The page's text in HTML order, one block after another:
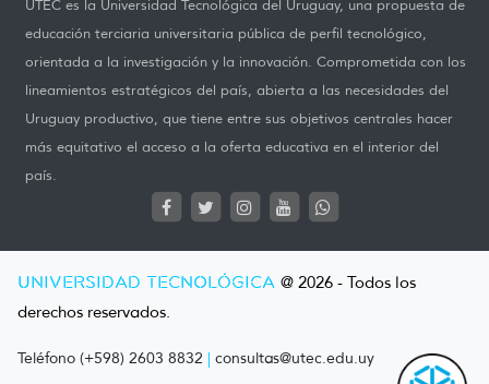
UTEC es la Universidad Tecnológica del Uruguay, una propuesta de
educación terciaria universitaria pública de perfil tecnológico,
orientada a la investigación y la innovación. Comprometida con los
lineamientos estratégicos del país, abierta a las necesidades del
Uruguay productivo, que tiene entre sus objetivos centrales hacer
más equitativo el acceso a la oferta educativa en el interior del
país.
UNIVERSIDAD TECNOLÓGICA @ 2026 - Todos los
derechos reservados.
Teléfono (+598) 2603 8832 | consultas@utec.edu.uy